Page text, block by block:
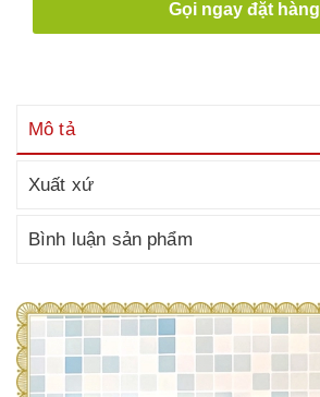
Gọi ngay đặt hàng
Mô tả
Xuất xứ
Bình luận sản phẩm